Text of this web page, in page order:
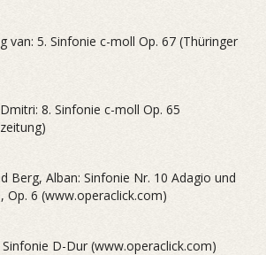
van: 5. Sinfonie c-moll Op. 67 (Thüringer
8. Sinfonie c-moll Op. 65
Berg, Alban: Sinfonie Nr. 10 Adagio und
Op. 6 (www.operaclick.com)
D-Dur (www.operaclick.com)